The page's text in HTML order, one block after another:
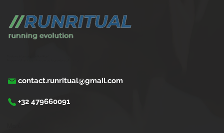
contact.runritual@gmail.com
+32 479660091